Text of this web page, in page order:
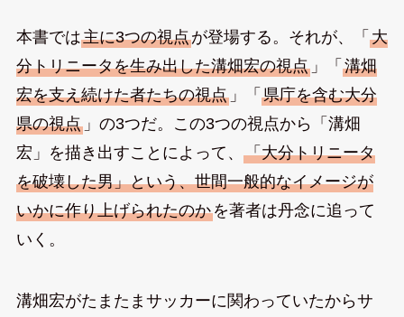
本書では主に3つの視点が登場する。それが、「 大
分トリニータを生み出した溝畑宏の視点」「 溝畑
宏を支え続けた者たちの視点」「 県庁を含む大分
県の視点」の3つだ。この3つの視点から「溝畑
宏」を描き出すことによって、 「大分トリニータ
を破壊した男」という、世間一般的なイメージが
いかに作り上げられたのかを著者は丹念に追って
いく。
溝畑宏がたまたまサッカーに関わっていたからサ